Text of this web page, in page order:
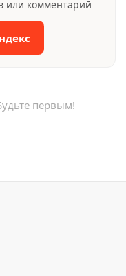
или комментарий
первым!